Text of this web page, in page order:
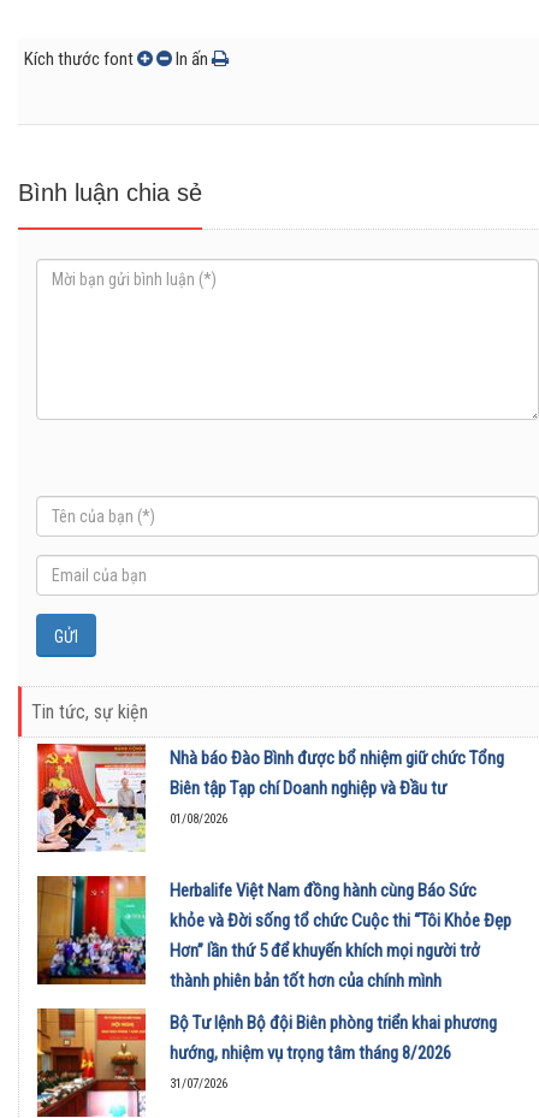
Kích thước font In ấn
Bình luận chia sẻ
Tin tức, sự kiện
Nhà báo Đào Bình được bổ nhiệm giữ chức Tổng
Biên tập Tạp chí Doanh nghiệp và Đầu tư
01/08/2026
Herbalife Việt Nam đồng hành cùng Báo Sức
khỏe và Đời sống tổ chức Cuộc thi “Tôi Khỏe Đẹp
Hơn” lần thứ 5 để khuyến khích mọi người trở
thành phiên bản tốt hơn của chính mình
01/08/2026
Bộ Tư lệnh Bộ đội Biên phòng triển khai phương
hướng, nhiệm vụ trọng tâm tháng 8/2026
31/07/2026